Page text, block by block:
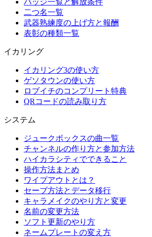
バッジ一覧と解放条件
二つ名一覧
武器熟練度の上げ方と報酬
表彰の種類一覧
イカリング
イカリング3の使い方
ゲソタウンの使い方
ロブイチのコンプリート特典
QRコードの読み取り方
システム
ジュークボックスの曲一覧
チャンネルの作り方と参加方法
ハイカラシティでできること
操作方法まとめ
ワイプアウトとは？
セーブ方法とデータ移行
キャラメイクのやり方と変更
名前の変更方法
ソフト更新のやり方
ネームプレートの変え方